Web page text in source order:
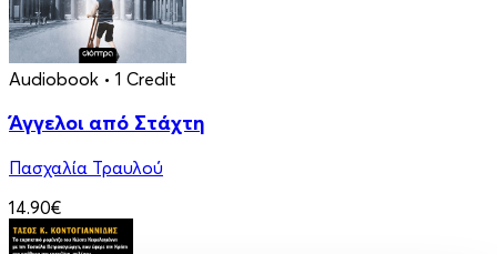
Audiobook • 1 Credit
Άγγελοι από Στάχτη
Πασχαλία Τραυλού
14.90€